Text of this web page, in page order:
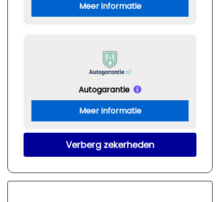
Meer informatie
Autogarantie
Meer informatie
Verberg zekerheden